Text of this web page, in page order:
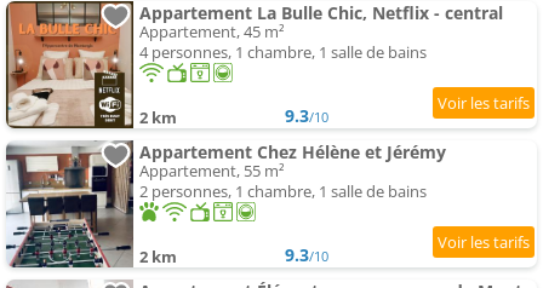
Appartement La Bulle Chic, Netflix - central
Appartement, 45 m²
4 personnes, 1 chambre, 1 salle de bains
2 km 9.3/10
Appartement Chez Hélène et Jérémy
Appartement, 55 m²
2 personnes, 1 chambre, 1 salle de bains
2 km 9.3/10